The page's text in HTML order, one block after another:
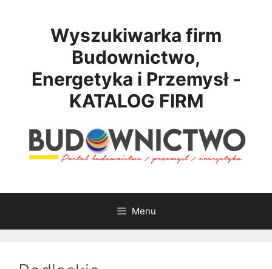
Wyszukiwarka firm
Budownictwo,
Energetyka i Przemysł -
KATALOG FIRM
Menu